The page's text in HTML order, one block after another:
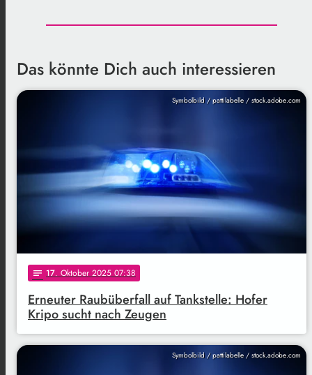
Das könnte Dich auch interessieren
Symbolbild / pattilabelle / stock.adobe.com
notes 17. Oktober 2025 07:38
Erneuter Raubüberfall auf Tankstelle: Hofer
Kripo sucht nach Zeugen
Symbolbild / pattilabelle / stock.adobe.com